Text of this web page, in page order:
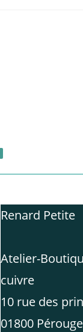
Renard Petite
Atelier-
cuivre
10 rue des
01800